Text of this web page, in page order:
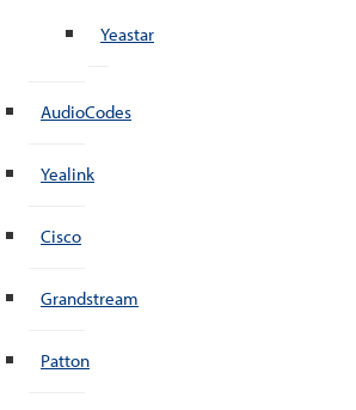
Yeastar
AudioCodes
Yealink
Cisco
Grandstream
Patton